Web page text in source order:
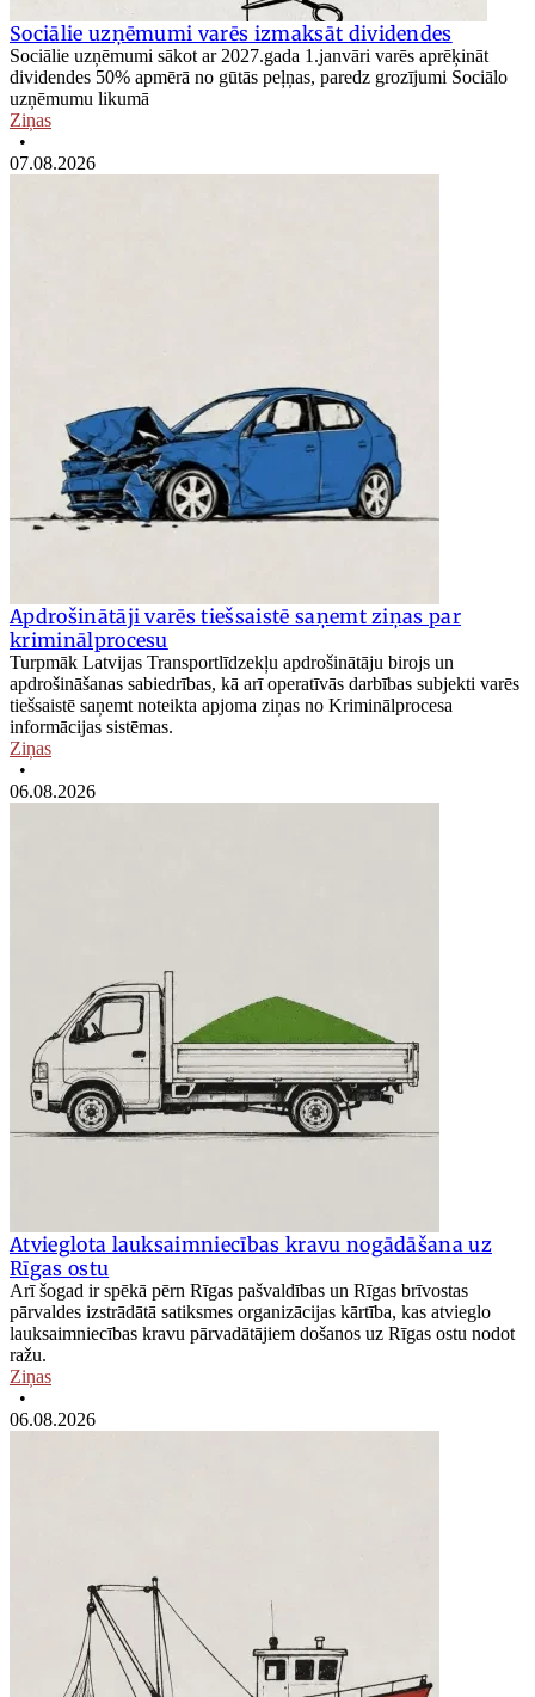
Sociālie uzņēmumi varēs izmaksāt dividendes
Sociālie uzņēmumi sākot ar 2027.gada 1.janvāri varēs aprēķināt
dividendes 50% apmērā no gūtās peļņas, paredz grozījumi Sociālo
uzņēmumu likumā
Ziņas
•
07.08.2026
Apdrošinātāji varēs tiešsaistē saņemt ziņas par
kriminālprocesu
Turpmāk Latvijas Transportlīdzekļu apdrošinātāju birojs un
apdrošināšanas sabiedrības, kā arī operatīvās darbības subjekti varēs
tiešsaistē saņemt noteikta apjoma ziņas no Kriminālprocesa
informācijas sistēmas.
Ziņas
•
06.08.2026
Atvieglota lauksaimniecības kravu nogādāšana uz
Rīgas ostu
Arī šogad ir spēkā pērn Rīgas pašvaldības un Rīgas brīvostas
pārvaldes izstrādātā satiksmes organizācijas kārtība, kas atvieglo
lauksaimniecības kravu pārvadātājiem došanos uz Rīgas ostu nodot
ražu.
Ziņas
•
06.08.2026